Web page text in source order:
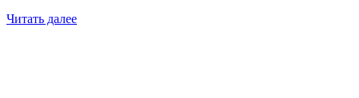
Читать далее